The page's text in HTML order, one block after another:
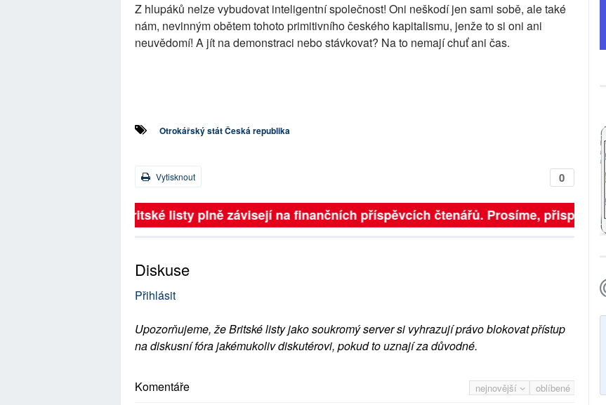
Z hlupáků nelze vybudovat inteligentní společnost! Oni neškodí jen sami sobě, ale také
nám, nevinným obětem tohoto primitivního českého kapitalismu, jenže to si oni ani
neuvědomí! A jít na demonstraci nebo stávkovat? Na to nemají chuť ani čas.
Otrokářský stát Česká republika
0
Vytisknout
Britské listy plně závisejí na finančních příspěvcích čtenářů. Prosíme,
Diskuse
Přihlásit
Upozorňujeme, že Britské listy jako soukromý server si vyhrazují právo blokovat přístup
na diskusní fóra jakémukoliv diskutérovi, pokud to uznají za důvodné.
nejnovější oblíbené
Komentáře